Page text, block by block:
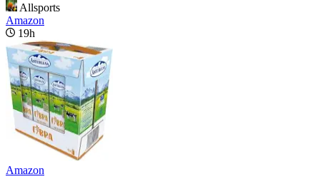
Allsports
Amazon
19h
Amazon